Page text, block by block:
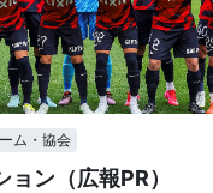
ム・協会
ン（広報PR）